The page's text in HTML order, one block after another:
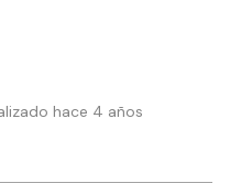
hace 4 años